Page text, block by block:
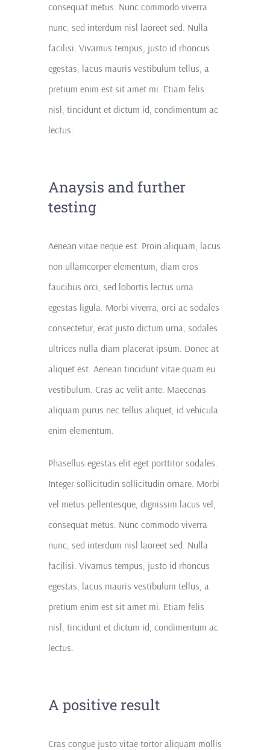
consequat metus. Nunc commodo viverra
nunc, sed interdum nisl laoreet sed. Nulla
facilisi. Vivamus tempus, justo id rhoncus
egestas, lacus mauris vestibulum tellus, a
pretium enim est sit amet mi. Etiam felis
nisl, tincidunt et dictum id, condimentum ac
lectus.
Anaysis and further
testing
Aenean vitae neque est. Proin aliquam, lacus
non ullamcorper elementum, diam eros
faucibus orci, sed lobortis lectus urna
egestas ligula. Morbi viverra, orci ac sodales
consectetur, erat justo dictum urna, sodales
ultrices nulla diam placerat ipsum. Donec at
aliquet est. Aenean tincidunt vitae quam eu
vestibulum. Cras ac velit ante. Maecenas
aliquam purus nec tellus aliquet, id vehicula
enim elementum.
Phasellus egestas elit eget porttitor sodales.
Integer sollicitudin sollicitudin ornare. Morbi
vel metus pellentesque, dignissim lacus vel,
consequat metus. Nunc commodo viverra
nunc, sed interdum nisl laoreet sed. Nulla
facilisi. Vivamus tempus, justo id rhoncus
egestas, lacus mauris vestibulum tellus, a
pretium enim est sit amet mi. Etiam felis
nisl, tincidunt et dictum id, condimentum ac
lectus.
A positive result
Cras congue justo vitae tortor aliquam mollis